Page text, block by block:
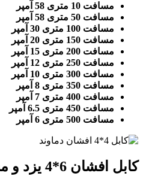
مسافت 10 متری 58 آمپر
مسافت 50 متری 58 آمپر
مسافت 100 متری 30 آمپر
مسافت 150 متری 20 آمپر
مسافت 200 متری 15 آمپر
مسافت 250 متری 12 آمپر
مسافت 300 متری 10 آمپر
مسافت 350 متری 8 آمپر
مسافت 400 متری 7 آمپر
مسافت 450 متری 6.5 آمپر
مسافت 500 متری 6 آمپر
کابل افشان 6*4 یزد و مشخصات فنی کابل